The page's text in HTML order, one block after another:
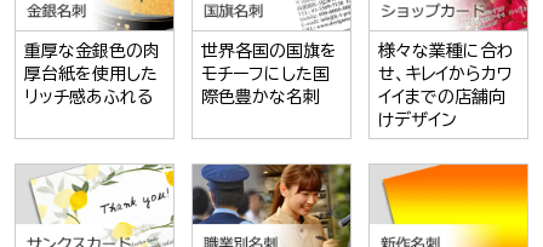
重厚な金銀色の肉
厚台紙を使用した
リッチ感あふれる
世界各国の国旗を
モチーフにした国
際色豊かな名刺
様々な業種に合わ
せ、キレイからカワ
イイまでの店舗向
けデザイン